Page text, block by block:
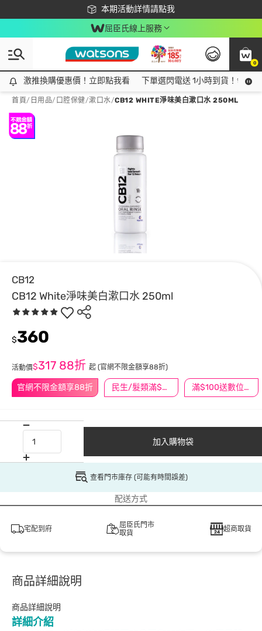
本期活動詳情請點我
下載app最高回饋$350
屈臣氏線上服務
0
激推換購優惠價！立即點我看
激推換購優惠價！立即點我看 下單選閃電送 1小時到貨！領神
首頁/ 日用品/ 口腔保健/漱口水/CB12 WHITE淨味美白漱口水 250ML
CB12
CB12 White淨味美白漱口水 250ml
官網不限金額享88折 民生/髮類滿$388送舒潔冰巾 滿$100送數位印花
$360
活動價$317 88折 起 (官網不限金額享88折)
加入購物袋
查看門市庫存 (可能有時間誤差)
配送方式
宅配到府
屈臣氏門市
取貨
超商取貨
商品詳細說明
商品詳細說明
詳細介紹